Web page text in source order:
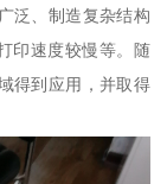
泛、制造复杂结构
印速度较慢等。随
得到应用，并取得